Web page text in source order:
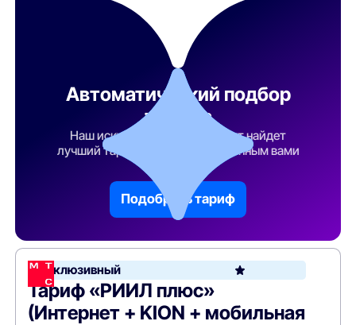
Автоматический подбор
тарифа
Наш искусственный интеллект найдет
лучший тарифный план по указанным вами
Подобрать тариф
Эксклюзивный
Тариф «РИИЛ плюс»
(Интернет + KION + мобильная